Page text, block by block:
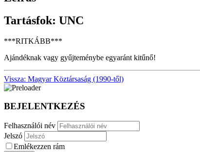
Tartásfok: UNC
***RITKÁBB***
Ajándéknak vagy gyűjteménybe egyaránt kitűnő!
Vissza: Magyar Köztársaság (1990-től)
BEJELENTKEZÉS
Felhasználói név
Jelszó
Emlékezzen rám